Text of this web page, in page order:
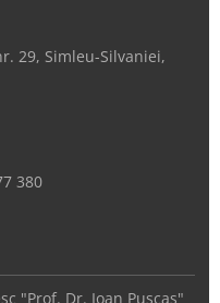
29, Simleu-Silvaniei,
380
"Prof. Dr. Ioan Puscas"